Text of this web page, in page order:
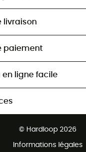
livraison
paiement
en ligne facile
© Hardloop 2026
Informations légales